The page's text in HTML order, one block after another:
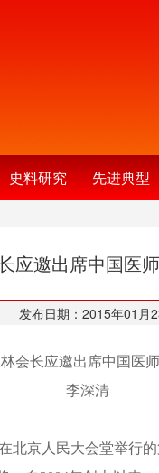
史料研究 先进典型
应邀出席中国医
发布日期：2015年01月
会长应邀出席中国医
李深清
北京人民大会堂举行的